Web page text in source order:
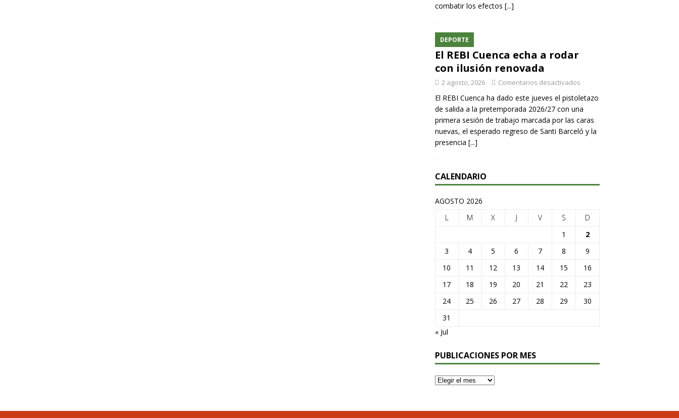
combatir los efectos [...]
DEPORTE
El REBI Cuenca echa a rodar
con ilusión renovada
2 agosto, 2026 Comentarios desactivados
El REBI Cuenca ha dado este jueves el pistoletazo
de salida a la pretemporada 2026/27 con una
primera sesión de trabajo marcada por las caras
nuevas, el esperado regreso de Santi Barceló y la
presencia [...]
CALENDARIO
AGOSTO 2026
L
M X J V S
D
1
2
3
4 5 6 7 8
9
10
11 12 13 14 15
16
17
18 19 20 21 22
23
24
25 26 27 28 29
30
31
« Jul
PUBLICACIONES POR MES